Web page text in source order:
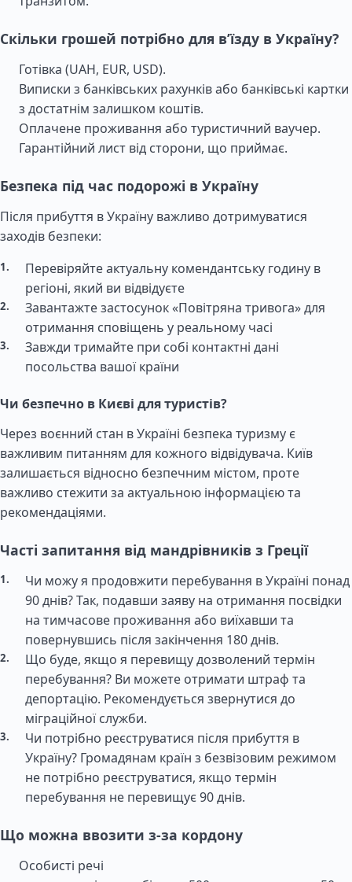
Скільки грошей потрібно для в’їзду в Україну?
Готівка (UAH, EUR, USD).
Виписки з банківських рахунків або банківські картки
з достатнім залишком коштів.
Оплачене проживання або туристичний ваучер.
Гарантійний лист від сторони, що приймає.
Безпека під час подорожі в Україну
Після прибуття в Україну важливо дотримуватися
заходів безпеки:
Перевіряйте актуальну комендантську годину в
регіоні, який ви відвідуєте
Завантажте застосунок «Повітряна тривога» для
отримання сповіщень у реальному часі
Завжди тримайте при собі контактні дані
посольства вашої країни
Чи безпечно в Києві для туристів?
Через воєнний стан в Україні безпека туризму є
важливим питанням для кожного відвідувача. Київ
залишається відносно безпечним містом, проте
важливо стежити за актуальною інформацією та
рекомендаціями.
Часті запитання від мандрівників з Греції
Чи можу я продовжити перебування в Україні понад
90 днів? Так, подавши заяву на отримання посвідки
на тимчасове проживання або виїхавши та
повернувшись після закінчення 180 днів.
Що буде, якщо я перевищу дозволений термін
перебування? Ви можете отримати штраф та
депортацію. Рекомендується звернутися до
міграційної служби.
Чи потрібно реєструватися після прибуття в
Україну? Громадянам країн з безвізовим режимом
не потрібно реєструватися, якщо термін
перебування не перевищує 90 днів.
Що можна ввозити з-за кордону
Особисті речі